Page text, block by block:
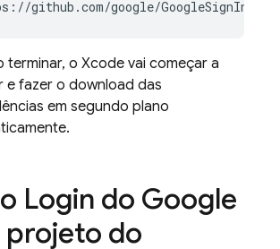
terminar, o Xcode vai começar a
e fazer o download das
em segundo plano
Login do Google
projeto do